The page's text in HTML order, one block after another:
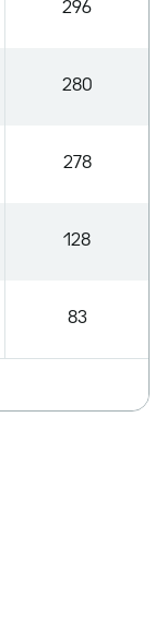
296
280
278
128
83